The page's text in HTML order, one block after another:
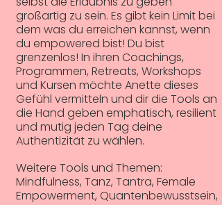
großartig zu sein. Es gibt kein Limit bei
dem was du erreichen kannst, wenn
du empowered bist! Du bist
grenzenlos! In ihren Coachings,
Programmen, Retreats, Workshops
und Kursen möchte Anette dieses
Gefühl vermitteln und dir die Tools an
die Hand geben emphatisch, resilient
und mutig jeden Tag deine
Authentizität zu wählen.
Weitere Tools und Themen:
Mindfulness, Tanz, Tantra, Female
Empowerment, Quantenbewusstsein,